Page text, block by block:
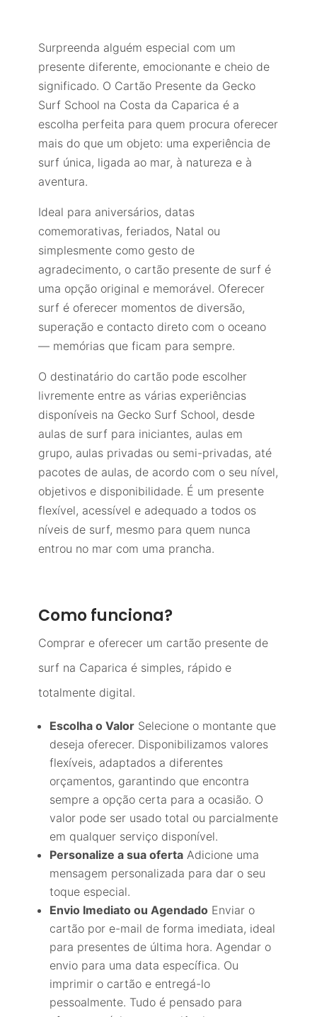
Surpreenda alguém especial com um
presente diferente, emocionante e cheio de
significado. O Cartão Presente da Gecko
Surf School na Costa da Caparica é a
escolha perfeita para quem procura oferecer
mais do que um objeto: uma experiência de
surf única, ligada ao mar, à natureza e à
aventura.
Ideal para aniversários, datas
comemorativas, feriados, Natal ou
simplesmente como gesto de
agradecimento, o cartão presente de surf é
uma opção original e memorável. Oferecer
surf é oferecer momentos de diversão,
superação e contacto direto com o oceano
— memórias que ficam para sempre.
O destinatário do cartão pode escolher
livremente entre as várias experiências
disponíveis na Gecko Surf School, desde
aulas de surf para iniciantes, aulas em
grupo, aulas privadas ou semi-privadas, até
pacotes de aulas, de acordo com o seu nível,
objetivos e disponibilidade. É um presente
flexível, acessível e adequado a todos os
níveis de surf, mesmo para quem nunca
entrou no mar com uma prancha.
Como funciona?
Comprar e oferecer um cartão presente de
surf na Caparica é simples, rápido e
totalmente digital.
Escolha o Valor Selecione o montante que
deseja oferecer. Disponibilizamos valores
flexíveis, adaptados a diferentes
orçamentos, garantindo que encontra
sempre a opção certa para a ocasião. O
valor pode ser usado total ou parcialmente
em qualquer serviço disponível.
Personalize a sua oferta Adicione uma
mensagem personalizada para dar o seu
toque especial.
Envio Imediato ou Agendado Enviar o
cartão por e-mail de forma imediata, ideal
para presentes de última hora. Agendar o
envio para uma data específica. Ou
imprimir o cartão e entregá-lo
pessoalmente. Tudo é pensado para